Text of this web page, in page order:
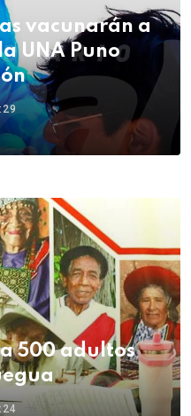
vacunarán a
UNA Puno
500 adultos